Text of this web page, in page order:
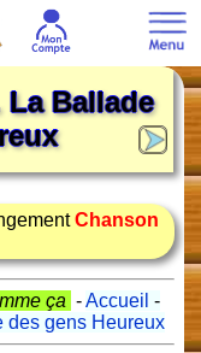
La Ballade
Chanson
ça -Accueil -
des gens Heureux